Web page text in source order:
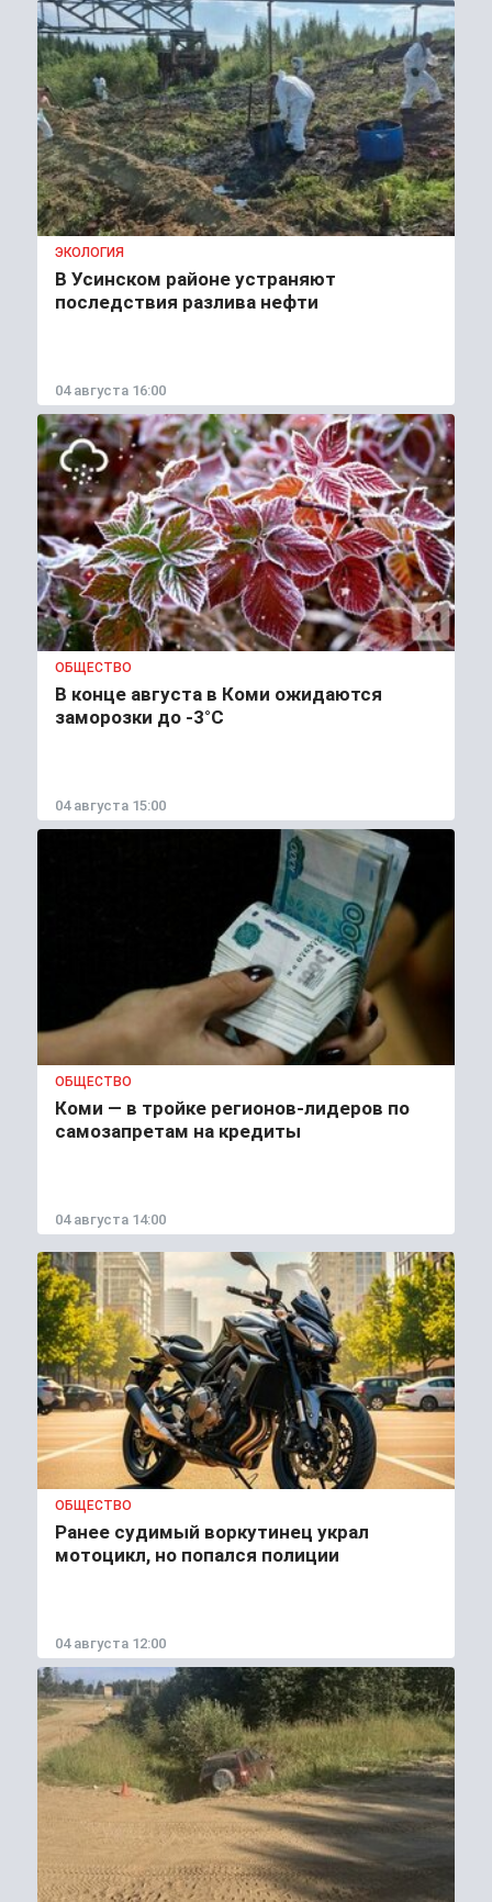
ЭКОЛОГИЯ
В Усинском районе устраняют
последствия разлива нефти
04 августа 16:00
ОБЩЕСТВО
В конце августа в Коми ожидаются
заморозки до -3°С
04 августа 15:00
ОБЩЕСТВО
Коми — в тройке регионов-лидеров по
самозапретам на кредиты
04 августа 14:00
ОБЩЕСТВО
Ранее судимый воркутинец украл
мотоцикл, но попался полиции
04 августа 12:00